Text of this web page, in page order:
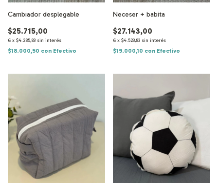
Cambiador desplegable
$25.715,00
6 x $4.285,83 sin interés
$18.000,50 con Efectivo
Neceser + babita
$27.143,00
6 x $4.523,83 sin interés
$19.000,10 con Efectivo